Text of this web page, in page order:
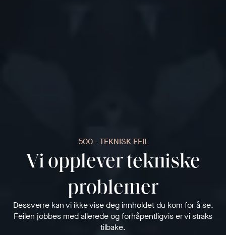
500 - TEKNISK FEIL
Vi opplever tekniske
problemer
Dessverre kan vi ikke vise deg innholdet du kom for å se.
Feilen jobbes med allerede og forhåpentligvis er vi straks
tilbake.